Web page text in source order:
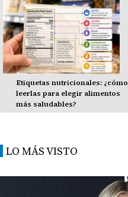
Etiquetas nutricionales: ¿cómo
leerlas para elegir alimentos
más saludables?
LO MÁS VISTO